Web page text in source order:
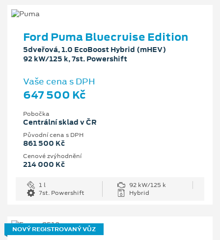
Ford Puma Bluecruise Edition
5dveřová, 1.0 EcoBoost Hybrid (mHEV)
92 kW/125 k, 7st. Powershift
Vaše cena s DPH
647 500 Kč
Pobočka
Centrální sklad v ČR
Původní cena s DPH
861 500 Kč
Cenové zvýhodnění
214 000 Kč
1 l
92 kW/125 k
7st. Powershift
Hybrid
NOVÝ REGISTROVANÝ VŮZ